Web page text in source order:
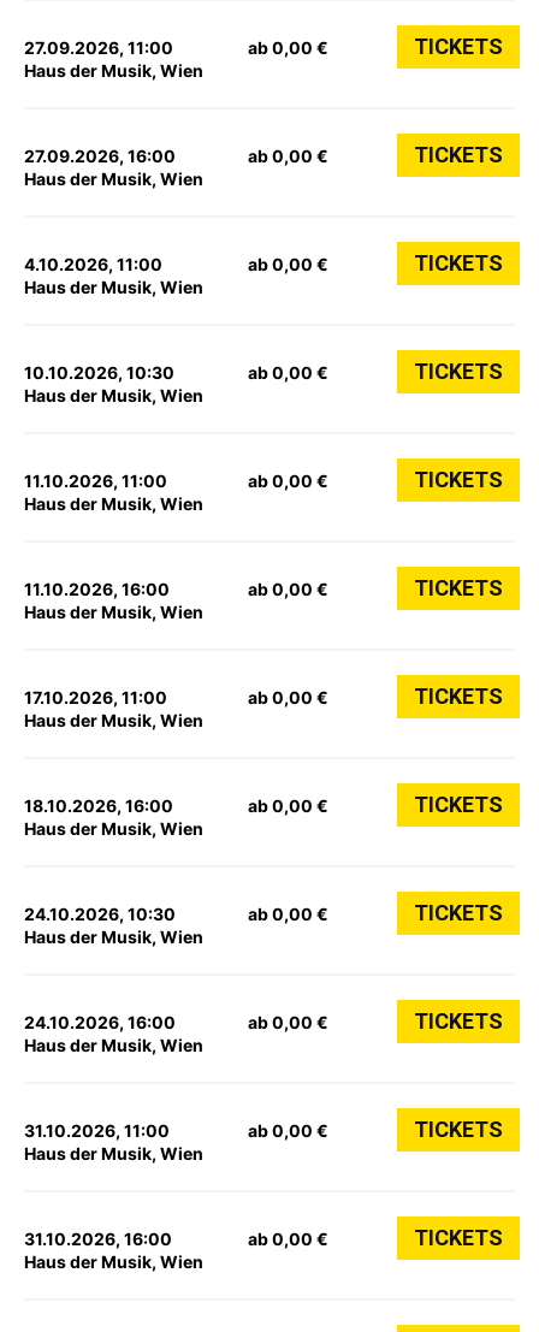
27.09.2026, 11:00
Haus der Musik, Wien
ab 0,00 € TICKETS
27.09.2026, 16:00
Haus der Musik, Wien
ab 0,00 € TICKETS
4.10.2026, 11:00
Haus der Musik, Wien
ab 0,00 € TICKETS
10.10.2026, 10:30
Haus der Musik, Wien
ab 0,00 € TICKETS
11.10.2026, 11:00
Haus der Musik, Wien
ab 0,00 € TICKETS
11.10.2026, 16:00
Haus der Musik, Wien
ab 0,00 € TICKETS
17.10.2026, 11:00
Haus der Musik, Wien
ab 0,00 € TICKETS
18.10.2026, 16:00
Haus der Musik, Wien
ab 0,00 € TICKETS
24.10.2026, 10:30
Haus der Musik, Wien
ab 0,00 € TICKETS
24.10.2026, 16:00
Haus der Musik, Wien
ab 0,00 € TICKETS
31.10.2026, 11:00
Haus der Musik, Wien
ab 0,00 € TICKETS
31.10.2026, 16:00
Haus der Musik, Wien
ab 0,00 € TICKETS